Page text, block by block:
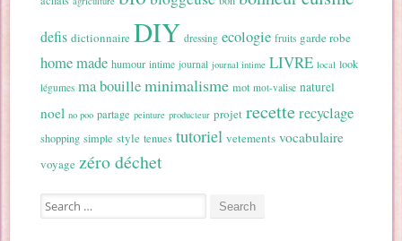
defis dictionnaire DIY dressing ecologie fruits garde robe
home made humour intime journal journal intime LIVRE local look
légumes ma bouilleminimalisme mot mot-valise naturel
noel no poo partage peinture producteur projet recetterecyclage
shopping simple style tenues tutoriel vetements vocabulaire
voyage zéro déchet
Search for: